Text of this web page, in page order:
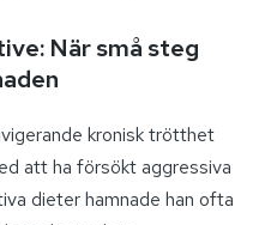
När små steg
kronisk trötthet
att ha försökt aggressiva
dieter hamnade han ofta